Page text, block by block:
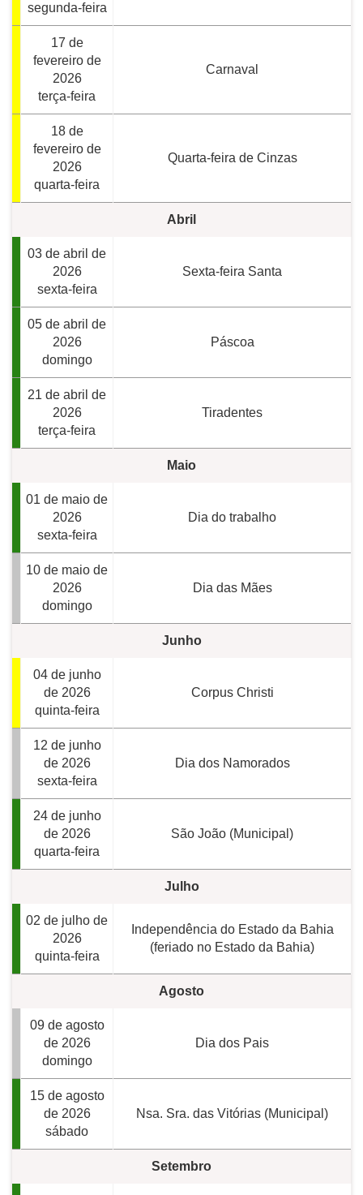
segunda-feira
17 de
fevereiro de
2026
terça-feira
Carnaval
18 de
fevereiro de
2026
quarta-feira
Quarta-feira de Cinzas
Abril
03 de abril de
2026
sexta-feira
Sexta-feira Santa
05 de abril de
2026
domingo
Páscoa
21 de abril de
2026
terça-feira
Tiradentes
Maio
01 de maio de
2026
sexta-feira
Dia do trabalho
10 de maio de
2026
domingo
Dia das Mães
Junho
04 de junho
de 2026
quinta-feira
Corpus Christi
12 de junho
de 2026
sexta-feira
Dia dos Namorados
24 de junho
de 2026
quarta-feira
São João (Municipal)
Julho
02 de julho de
2026
quinta-feira
Independência do Estado da Bahia
(feriado no Estado da Bahia)
Agosto
09 de agosto
de 2026
domingo
Dia dos Pais
15 de agosto
de 2026
sábado
Nsa. Sra. das Vitórias (Municipal)
Setembro